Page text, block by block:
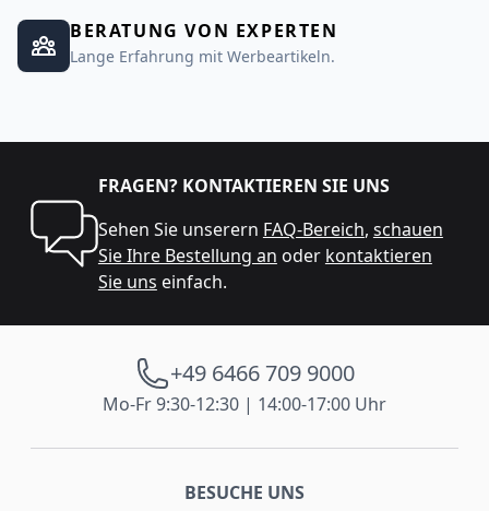
BERATUNG VON EXPERTEN
Lange Erfahrung mit Werbeartikeln.
FRAGEN? KONTAKTIEREN SIE UNS
Sehen Sie unserern FAQ-Bereich, schauen
Sie Ihre Bestellung an oder kontaktieren
Sie uns einfach.
+49 6466 709 9000
Mo-Fr 9:30-12:30 | 14:00-17:00 Uhr
BESUCHE UNS